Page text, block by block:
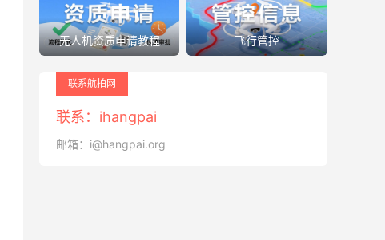
无人机资质申请教程 飞行管控
联系航拍网
联系：ihangpai
邮箱：i@hangpai.org